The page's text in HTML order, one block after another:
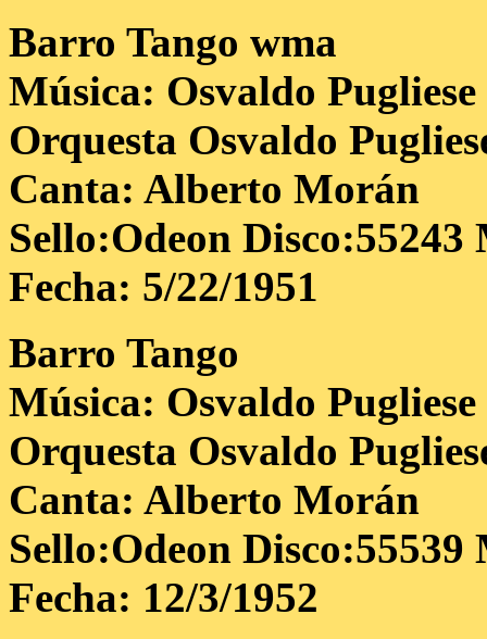
Barro Tango wma
Música: Osvaldo
Orquesta Osvaldo
Canta: Alberto Morán
Sello:Odeon
Fecha: 5/22/1951
Barro Tango
Música: Osvaldo
Orquesta Osvaldo
Canta: Alberto Morán
Sello:Odeon
Fecha: 12/3/1952